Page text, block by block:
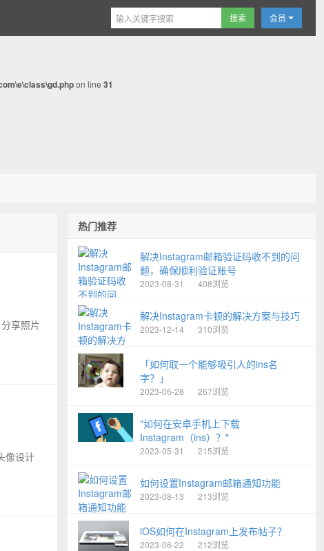
on line 31
会员
享照片
像设计
热门推荐
解决Instagram邮箱验证码收不到的问
题，确保顺利验证账号
2023-08-31 408浏览
解决Instagram卡顿的解决方案与技巧
2023-12-14 310浏览
「如何取一个能够吸引人的ins名
字？」
2023-06-28 267浏览
"如何在安卓手机上下载
Instagram（ins）？"
2023-05-31 215浏览
如何设置Instagram邮箱通知功能
2023-08-13 213浏览
iOS如何在Instagram上发布帖子？
2023-06-22 212浏览